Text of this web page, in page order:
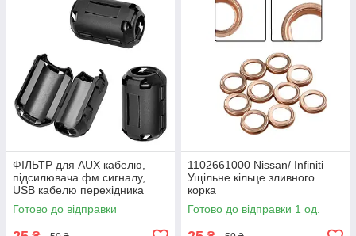
ФІЛЬТР для AUX кабелю,
підсилювача фм сигналу,
USB кабелю перехідника
Готово до відправки
1102661000 Nissan/ Infiniti
Ущільне кільце зливного
корка
Готово до відправки 1 од.